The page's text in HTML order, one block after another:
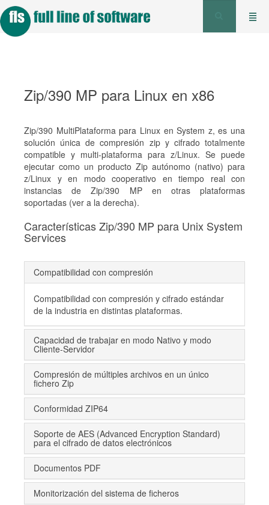
Zip/390 MP para Linux en x86
Zip/390 MultiPlataforma para Linux en System z, es una
solución única de compresión zip y cifrado totalmente
compatible y multi-plataforma para z/Linux. Se puede
ejecutar como un producto Zip autónomo (nativo) para
z/Linux y en modo cooperativo en tiempo real con
instancias de Zip/390 MP en otras plataformas
soportadas (ver a la derecha).
Características Zip/390 MP para Unix System
Services
Compatibilidad con compresión
Compatibilidad con compresión y cifrado estándar
de la industria en distintas plataformas.
Capacidad de trabajar en modo Nativo y modo
Cliente-Servidor
Compresión de múltiples archivos en un único
fichero Zip
Conformidad ZIP64
Soporte de AES (Advanced Encryption Standard)
para el cifrado de datos electrónicos
Documentos PDF
Monitorización del sistema de ficheros